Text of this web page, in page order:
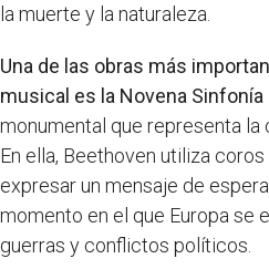
la muerte y la naturaleza.
Una de las obras más
musical es la Novena
monumental que representa la
En ella, Beethoven utiliza
expresar un mensaje de
momento en el que Europa se
guerras y conflictos políticos.